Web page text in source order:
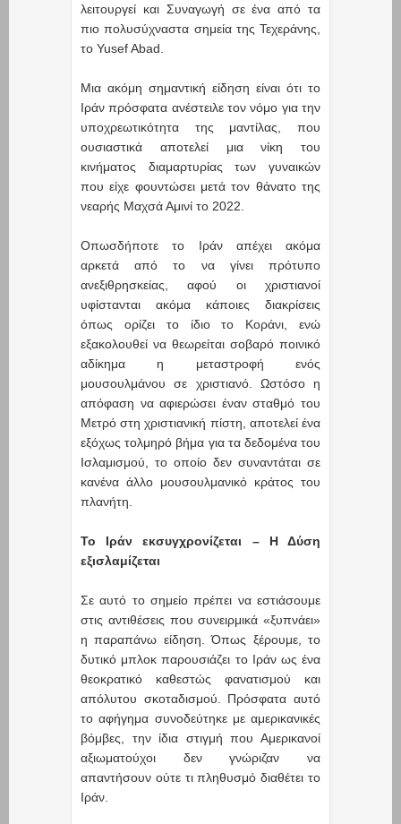
λειτουργεί και Συναγωγή σε ένα από τα
πιο πολυσύχναστα σημεία της Τεχεράνης,
το Yusef Abad.
Μια ακόμη σημαντική είδηση είναι ότι το
Ιράν πρόσφατα ανέστειλε τον νόμο για την
υποχρεωτικότητα της μαντίλας, που
ουσιαστικά αποτελεί μια νίκη του
κινήματος διαμαρτυρίας των γυναικών
που είχε φουντώσει μετά τον θάνατο της
νεαρής Μαχσά Αμινί το 2022.
Οπωσδήποτε το Ιράν απέχει ακόμα
αρκετά από το να γίνει πρότυπο
ανεξιθρησκείας, αφού οι χριστιανοί
υφίστανται ακόμα κάποιες διακρίσεις
όπως ορίζει το ίδιο το Κοράνι, ενώ
εξακολουθεί να θεωρείται σοβαρό ποινικό
αδίκημα η μεταστροφή ενός
μουσουλμάνου σε χριστιανό. Ωστόσο η
απόφαση να αφιερώσει έναν σταθμό του
Μετρό στη χριστιανική πίστη, αποτελεί ένα
εξόχως τολμηρό βήμα για τα δεδομένα του
Ισλαμισμού, το οποίο δεν συναντάται σε
κανένα άλλο μουσουλμανικό κράτος του
πλανήτη.
Το Ιράν εκσυγχρονίζεται – Η Δύση
εξισλαμίζεται
Σε αυτό το σημείο πρέπει να εστιάσουμε
στις αντιθέσεις που συνειρμικά «ξυπνάει»
η παραπάνω είδηση. Όπως ξέρουμε, το
δυτικό μπλοκ παρουσιάζει το Ιράν ως ένα
θεοκρατικό καθεστώς φανατισμού και
απόλυτου σκοταδισμού. Πρόσφατα αυτό
το αφήγημα συνοδεύτηκε με αμερικανικές
βόμβες, την ίδια στιγμή που Αμερικανοί
αξιωματούχοι δεν γνώριζαν να
απαντήσουν ούτε τι πληθυσμό διαθέτει το
Ιράν.